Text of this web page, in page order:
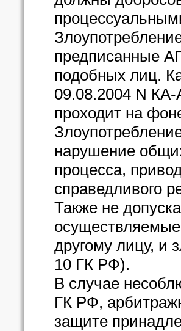
предписанные
подобных лиц.
09.08.2004 N
проходит на
нарушение
процесса,
справедливого
Также не
другому лицу, и
10 ГК РФ).
В случае
ГК РФ,
защите